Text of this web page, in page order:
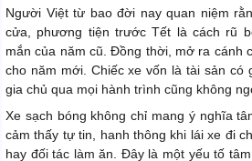
Người Việt từ bao đời nay quan niệm
cửa, phương tiện trước Tết là cách rũ
mắn của năm cũ. Đồng thời, mở ra cánh
cho năm mới. Chiếc xe vốn là tài sản có
gia chủ qua mọi hành trình cũng không
Xe sạch bóng không chỉ mang ý nghĩa
cảm thấy tự tin, hanh thông khi lái xe đi
hay đối tác làm ăn. Đây là một yếu tố